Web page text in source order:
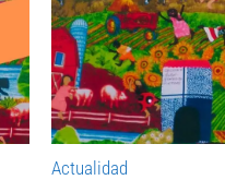
Actualidad